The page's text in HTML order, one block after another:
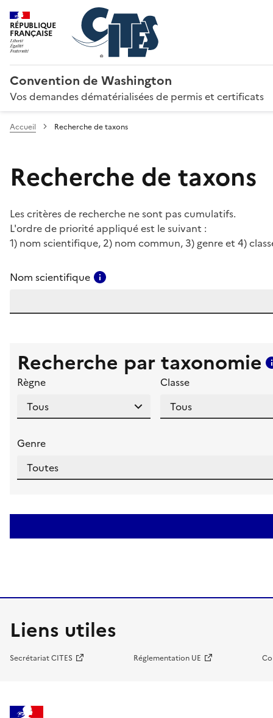
RÉPUBLIQUE
FRANÇAISE
Convention de Washington
Vos demandes dématérialisées de permis et certificats
Accueil Recherche de taxons
Recherche de taxons
Les critères de recherche ne sont pas cumulatifs.
L'ordre de priorité appliqué est le suivant :
1) nom scientifique, 2) nom commun, 3) genre et 4)
Nom scientifique
Recherche par taxonomie
Règne Classe
Genre
Liens utiles
Secrétariat CITES Réglementation UE